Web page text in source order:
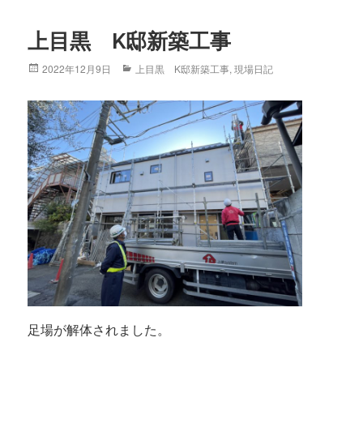
上目黒 K邸新築工事
Posted
2022年12月9日 Categories
上目黒 K邸新築工事,現場日記
足場が解体されました。